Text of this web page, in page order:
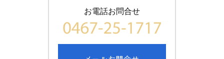
お電話お問合せ